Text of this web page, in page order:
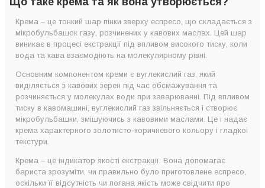
Крема – це тонкий шар пінки зверху еспресо, що складається з
мікробульбашок газу, розчинених у кавових маслах. Цей шар
виникає в процесі екстракції під впливом високого тиску, коли
вода та кава взаємодіють на молекулярному рівні.
Основним компонентом креми є вуглекислий газ, який
виділяється з кавових зерен під час обсмажування та
розчиняється у молекулах води при заварюванні. Під впливом
тиску в кавомашині, вуглекислий газ звільняється і створює
мікробульбашки, змішуючись з кавовими маслами. Це і надає
крема характерного золотисто-коричневого кольору і гладкої
текстури.
Крема – це індикатор якості екстракції. Вона допомагає
бариста зрозуміти, чи правильно було приготовлене еспресо,
оскільки її відсутність чи погана якість може свідчити про